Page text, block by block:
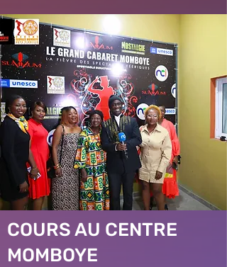
COURS AU CENTRE
MOMBOYE